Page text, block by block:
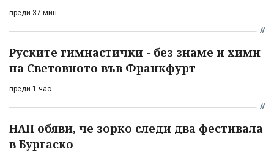
преди 37 мин
Руските гимнастички - без знаме и химн
на Световното във Франкфурт
преди 1 час
НАП обяви, че зорко следи два фестивала
в Бургаско